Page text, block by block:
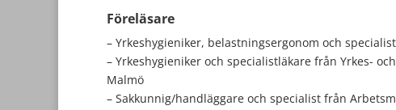
Föreläsare
– Yrkeshygieniker, belastningsergonom och
– Yrkeshygieniker och specialistläkare från Yrkes-
Malmö
– Sakkunnig/handläggare och specialist från